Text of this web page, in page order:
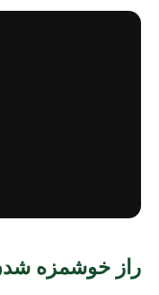
راز خوشمزه